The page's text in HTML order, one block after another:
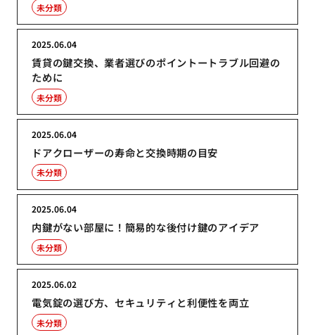
未分類
賃貸の鍵交換、業者選びのポイントートラブル回避の
ために
2025.06.04
未分類
ドアクローザーの寿命と交換時期の目安
2025.06.04
未分類
内鍵がない部屋に！簡易的な後付け鍵のアイデア
2025.06.04
未分類
電気錠の選び方、セキュリティと利便性を両立
2025.06.02
未分類